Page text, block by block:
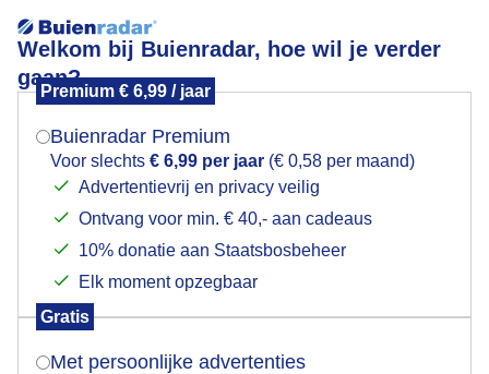
Welkom bij Buienradar, hoe wil je verder
gaan?
Premium € 6,99 / jaar
Buienradar Premium
Voor slechts € 6,99 per jaar (€ 0,58 per maand)
Advertentievrij en privacy veilig
Ontvang voor min. € 40,- aan cadeaus
10% donatie aan Staatsbosbeheer
Elk moment opzegbaar
Gratis
Met persoonlijke advertenties
1000019612
Mogen we je locatie gebruiken voor het
Indien je hier nog geen akkoord op hebt gegeven,
verschijnt er zo een pop-up uit je browser waarin
Is goed, toon de popup